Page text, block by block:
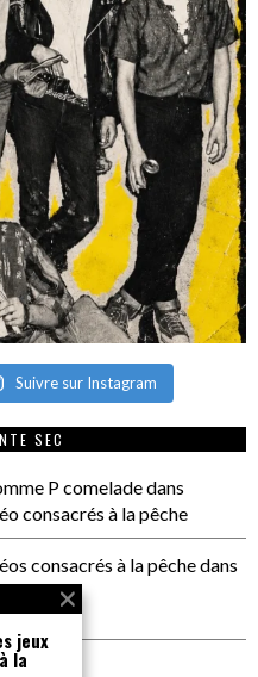
Suivre sur Instagram
SEC
P comeladedans
consacrés à la pêche
consacrés à la pêchedans
jeux
la